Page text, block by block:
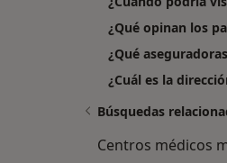
¿Qué opinan los
¿Qué
¿Cuál es la
Búsquedas
Centros médicos